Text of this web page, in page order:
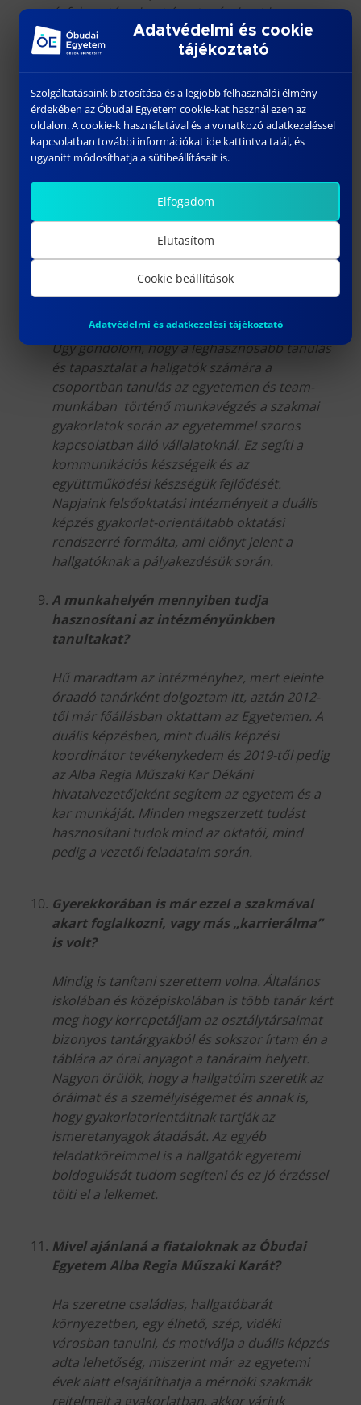
évfolyamtársaimat és a tanáraimat is.
Összességében mondhatom, hogy
meghatározó és jó élmények sorozata volt az
egyetemi időszakom.
Családjából más is követte a felsőoktatási
intézmény választását?
Igen, van 4 családtagom, akik mérnök
szakokon és 2 barátnőm is, akik menedzsment
szakokon, tanultak az Óbudai egyetem
Úgy gondolom, hogy a leghasznosabb tanulás
és tapasztalat a hallgatók számára a
csoportban tanulás az egyetemen és team-
munkában történő munkavégzés a szakmai
gyakorlatok során az egyetemmel szoros
kapcsolatban álló vállalatoknál. Ez segíti a
kommunikációs készségeik és az
együttműködési készségük fejlődését.
Napjaink felsőoktatási intézményeit a duális
képzés gyakorlat-orientáltabb oktatási
rendszerré formálta, ami előnyt jelent a
hallgatóknak a pályakezdésük során.
A munkahelyén mennyiben tudja
hasznosítani az intézményünkben
tanultakat?
Hű maradtam az intézményhez, mert eleinte
óraadó tanárként dolgoztam itt, aztán 2012-
től már főállásban oktattam az Egyetemen. A
duális képzésben, mint duális képzési
koordinátor tevékenykedem és 2019-től pedig
az Alba Regia Műszaki Kar Dékáni
hivatalvezetőjeként segítem az egyetem és a
kar munkáját. Minden megszerzett tudást
hasznosítani tudok mind az oktatói, mind
pedig a vezetői feladataim során.
Gyerekkorában is már ezzel a szakmával
akart foglalkozni, vagy más „karrierálma”
is volt?
Mindig is tanítani szerettem volna. Általános
iskolában és középiskolában is több tanár kért
meg hogy korrepetáljam az osztálytársaimat
bizonyos tantárgyakból és sokszor írtam én a
táblára az órai anyagot a tanáraim helyett.
Nagyon örülök, hogy a hallgatóim szeretik az
óráimat és a személyiségemet és annak is,
hogy gyakorlatorientáltnak tartják az
ismeretanyagok átadását. Az egyéb
feladatköreimmel is a hallgatók egyetemi
boldogulását tudom segíteni és ez jó érzéssel
tölti el a lelkemet.
Mivel ajánlaná a fiataloknak az Óbudai
Egyetem Alba Regia Műszaki Karát?
Ha szeretne családias, hallgatóbarát
környezetben, egy élhető, szép, vidéki
városban tanulni, és motiválja a duális képzés
adta lehetőség, miszerint már az egyetemi
évek alatt elsajátíthatja a mérnöki szakmák
rejtelmeit a gyakorlatban, akkor várjuk
Adatvédelmi és cookie
tájékoztató
Szolgáltatásaink biztosítása és a legjobb felhasználói élmény
érdekében az Óbudai Egyetem cookie-kat használ ezen az
oldalon. A cookie-k használatával és a vonatkozó adatkezeléssel
kapcsolatban további információkat ide kattintva talál, és
ugyanitt módosíthatja a sütibeállításait is.
Elfogadom
Elutasítom
Cookie beállítások
Adatvédelmi és adatkezelési tájékoztató